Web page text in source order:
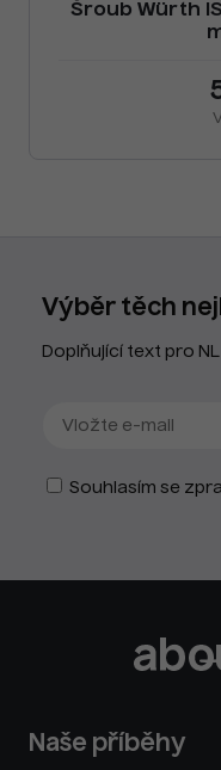
Šroub Würth
Výběr těch
Doplňující text pro
Souhlasím se
Naše příběhy